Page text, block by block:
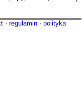
· regulamin · polityka